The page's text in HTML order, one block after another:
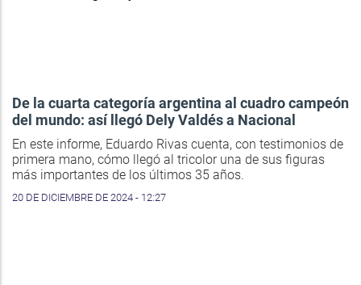
De la cuarta categoría argentina al cuadro campeón
del mundo: así llegó Dely Valdés a Nacional
En este informe, Eduardo Rivas cuenta, con testimonios de
primera mano, cómo llegó al tricolor una de sus figuras
más importantes de los últimos 35 años.
20 DE DICIEMBRE DE 2024 - 12:27